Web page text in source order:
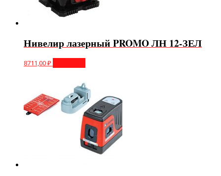
Нивелир лазерный PROMO ЛН 12-ЗЕЛ
8711,00₽